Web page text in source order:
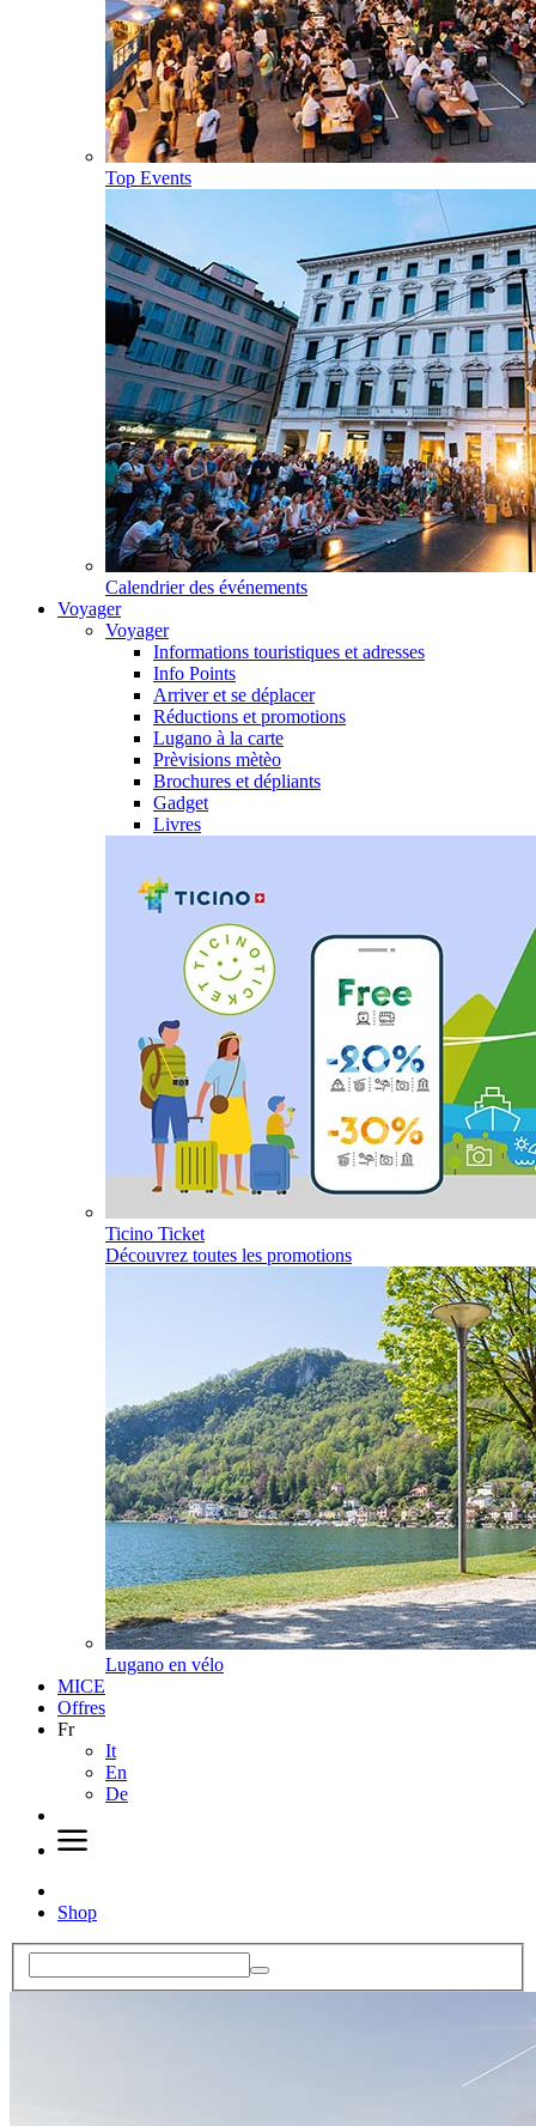
Top Events
Calendrier des événements
Voyager
Voyager
Informations touristiques et adresses
Info Points
Arriver et se déplacer
Réductions et promotions
Lugano à la carte
Prèvisions mètèo
Brochures et dépliants
Gadget
Livres
Ticino Ticket
Découvrez toutes les promotions
Lugano en vélo
MICE
Offres
Fr
It
En
De
Shop